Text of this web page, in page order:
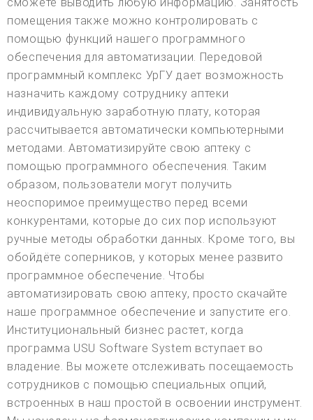
помещения также можно контролировать с
помощью функций нашего программного
обеспечения для автоматизации. Передовой
программный комплекс УрГУ дает возможность
назначить каждому сотруднику аптеки
индивидуальную заработную плату, которая
рассчитывается автоматически компьютерными
методами. Автоматизируйте свою аптеку с
помощью программного обеспечения. Таким
образом, пользователи могут получить
неоспоримое преимущество перед всеми
конкурентами, которые до сих пор используют
ручные методы обработки данных. Кроме того, вы
обойдёте соперников, у которых менее развито
программное обеспечение. Чтобы
автоматизировать свою аптеку, просто скачайте
наше программное обеспечение и запустите его.
Институциональный бизнес растет, когда
программа USU Software System вступает во
владение. Вы можете отслеживать посещаемость
сотрудников с помощью специальных опций,
встроенных в наш простой в освоении инструмент.